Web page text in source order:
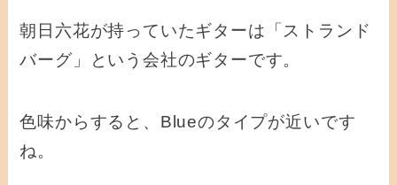
朝日六花が持っていたギターは「ストランド
バーグ」という会社のギターです。
色味からすると、Blueのタイプが近いです
ね。